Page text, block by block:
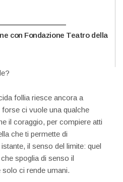
con Fondazione Teatro della
follia riesce ancora a
ci vuole una qualche
il coraggio, per compiere atti
che ti permette di
il senso del limite: quel
spoglia di senso il
ci rende umani.